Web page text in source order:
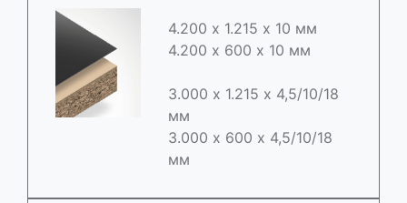
4.200 х 1.215 х 10 мм
4.200 х 600 х 10 мм
3.000 х 1.215 х 4,5/10/18
мм
3.000 х 600 х 4,5/10/18
мм